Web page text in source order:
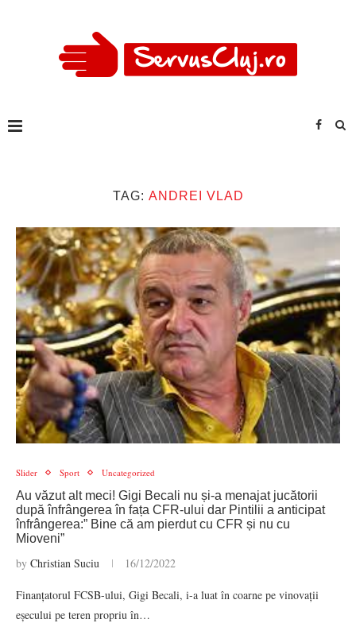
TAG: ANDREI VLAD
Slider Sport Uncategorized
Au văzut alt meci! Gigi Becali nu și-a menajat jucătorii
după înfrângerea în fața CFR-ului dar Pintilii a anticipat
înfrângerea:” Bine că am pierdut cu CFR și nu cu
Mioveni”
by Christian Suciu 16/12/2022
Finanțatorul FCSB-ului, Gigi Becali, i-a luat în coarne pe vinovații
eșecului pe teren propriu în…